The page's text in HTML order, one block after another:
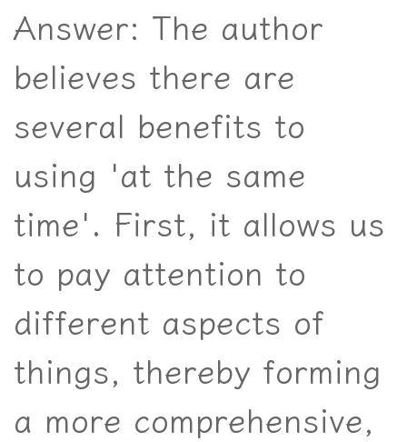
Answer: The author
believes there are
several benefits to
using 'at the same
time'. First, it allows us
to pay attention to
different aspects of
things, thereby forming
a more comprehensive,